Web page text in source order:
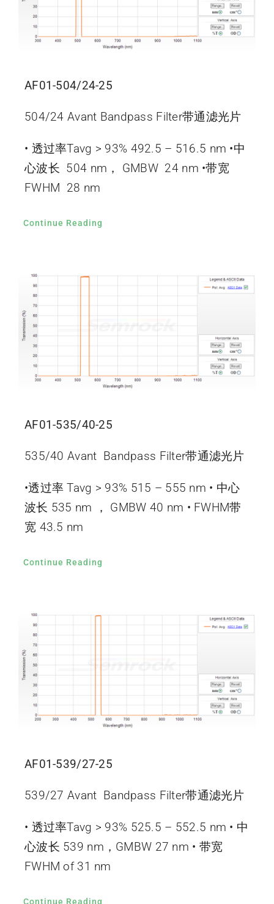
AF01-504/24-25
504/24 Avant Bandpass Filter带通滤光片
• 透过率Tavg > 93% 492.5 – 516.5 nm •中
心波长 504 nm， GMBW 24 nm •带宽
FWHM 28 nm
Continue Reading
AF01-535/40-25
535/40 Avant Bandpass Filter带通滤光片
•透过率 Tavg > 93% 515 – 555 nm • 中心
波长 535 nm ， GMBW 40 nm • FWHM带
宽 43.5 nm
Continue Reading
AF01-539/27-25
539/27 Avant Bandpass Filter带通滤光片
• 透过率Tavg > 93% 525.5 – 552.5 nm • 中
心波长 539 nm，GMBW 27 nm • 带宽
FWHM of 31 nm
Continue Reading